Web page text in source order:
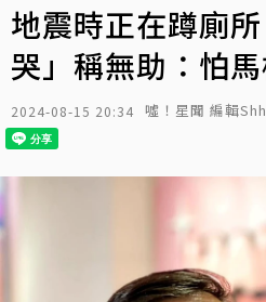
地震時正在蹲廁
哭」稱無助：怕
2024-08-15 20:34 噓！星聞 編輯